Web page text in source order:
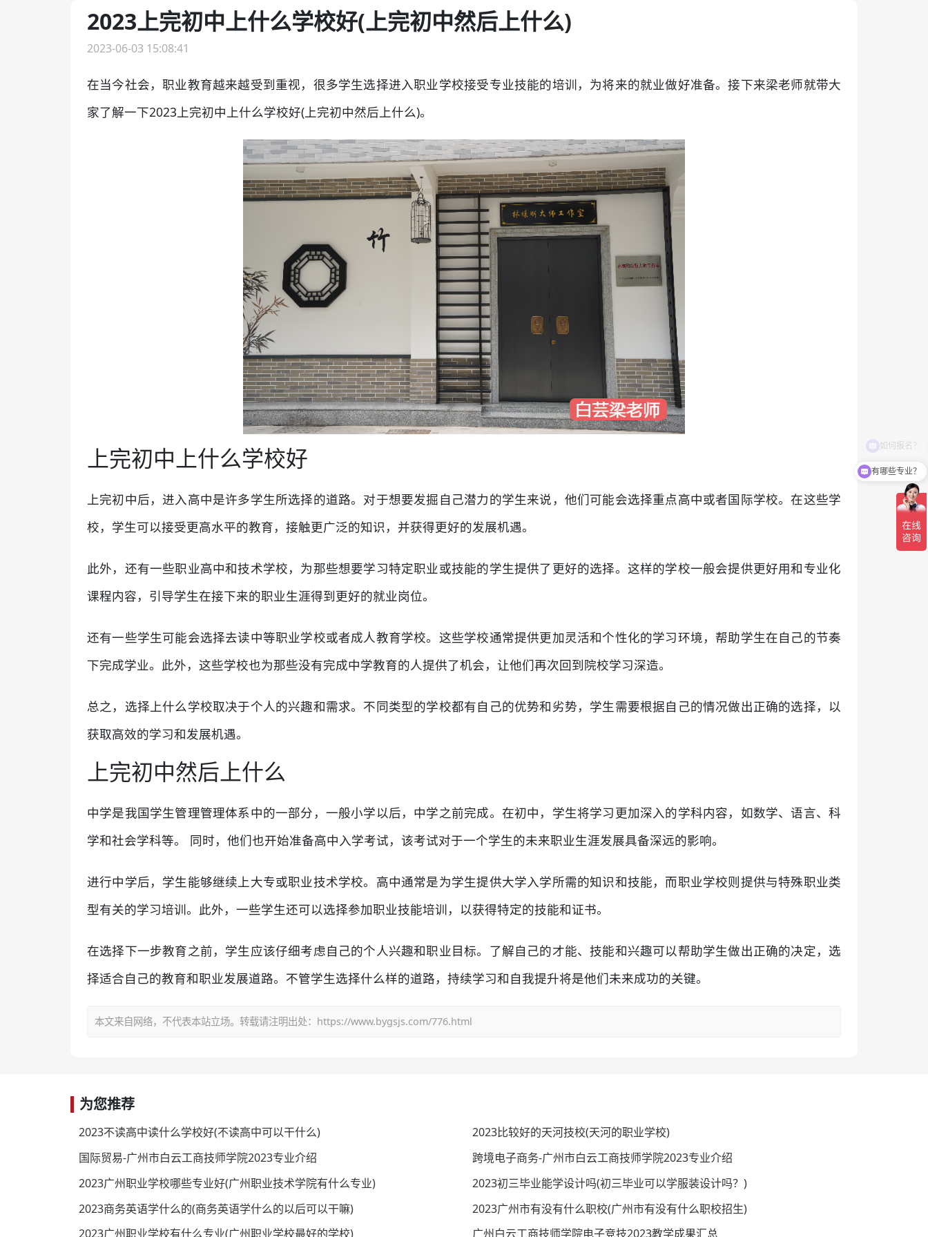
2023上完初中上什么学校好(上完初中然后上什么)
2023-06-03 15:08:41
在当今社会，职业教育越来越受到重视，很多学生选择进入职业学校接受专业技能的培训，为将来的就业做好准备。接下来梁老师就带大
家了解一下2023上完初中上什么学校好(上完初中然后上什么)。
上完初中上什么学校好
上完初中后，进入高中是许多学生所选择的道路。对于想要发掘自己潜力的学生来说，他们可能会选择重点高中或者国际学校。在这些学
校，学生可以接受更高水平的教育，接触更广泛的知识，并获得更好的发展机遇。
此外，还有一些职业高中和技术学校，为那些想要学习特定职业或技能的学生提供了更好的选择。这样的学校一般会提供更好用和专业化
课程内容，引导学生在接下来的职业生涯得到更好的就业岗位。
还有一些学生可能会选择去读中等职业学校或者成人教育学校。这些学校通常提供更加灵活和个性化的学习环境，帮助学生在自己的节奏
下完成学业。此外，这些学校也为那些没有完成中学教育的人提供了机会，让他们再次回到院校学习深造。
总之，选择上什么学校取决于个人的兴趣和需求。不同类型的学校都有自己的优势和劣势，学生需要根据自己的情况做出正确的选择，以
获取高效的学习和发展机遇。
上完初中然后上什么
中学是我国学生管理管理体系中的一部分，一般小学以后，中学之前完成。在初中，学生将学习更加深入的学科内容，如数学、语言、科
学和社会学科等。 同时，他们也开始准备高中入学考试，该考试对于一个学生的未来职业生涯发展具备深远的影响。
进行中学后，学生能够继续上大专或职业技术学校。高中通常是为学生提供大学入学所需的知识和技能，而职业学校则提供与特殊职业类
型有关的学习培训。此外，一些学生还可以选择参加职业技能培训，以获得特定的技能和证书。
在选择下一步教育之前，学生应该仔细考虑自己的个人兴趣和职业目标。了解自己的才能、技能和兴趣可以帮助学生做出正确的决定，选
择适合自己的教育和职业发展道路。不管学生选择什么样的道路，持续学习和自我提升将是他们未来成功的关键。
本文来自网络，不代表本站立场。转载请注明出处：https://www.bygsjs.com/776.html
为您推荐
2023不读高中读什么学校好(不读高中可以干什么)
2023比较好的天河技校(天河的职业学校)
国际贸易-广州市白云工商技师学院2023专业介绍
跨境电子商务-广州市白云工商技师学院2023专业介绍
2023广州职业学校哪些专业好(广州职业技术学院有什么专业)
2023初三毕业能学设计吗(初三毕业可以学服装设计吗？)
2023商务英语学什么的(商务英语学什么的以后可以干嘛)
2023广州市有没有什么职校(广州市有没有什么职校招生)
2023广州职业学校有什么专业(广州职业学校最好的学校)
广州白云工商技师学院电子竞技2023教学成果汇总
有哪些专业？